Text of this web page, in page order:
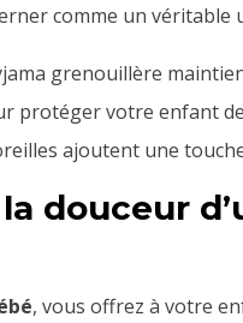
comme un véritable
grenouillère
protéger votre enfant
ajoutent une
douceur
, vous offrez à votre